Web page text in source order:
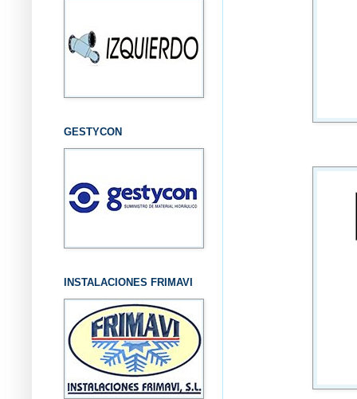
GESTYCON
INSTALACIONES FRIMAVI